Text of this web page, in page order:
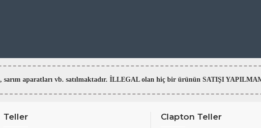
aparatları vb. satılmaktadır. İLLEGAL olan hiç bir ürünün SATIŞI
Teller Clapton Teller